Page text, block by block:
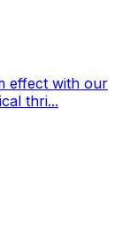
effect with our
thri...